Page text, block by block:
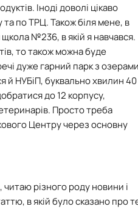
Іноді доволі цікаво
по ТРЦ. Також біля мене, в
№236, в якій я навчався.
то також можна буде
дуже гарний парк з
й НУБіП, буквально хвилин 40
до 12 корпусу,
Просто треба
Центру через основну
різного роду новини і
в якій було сказано про